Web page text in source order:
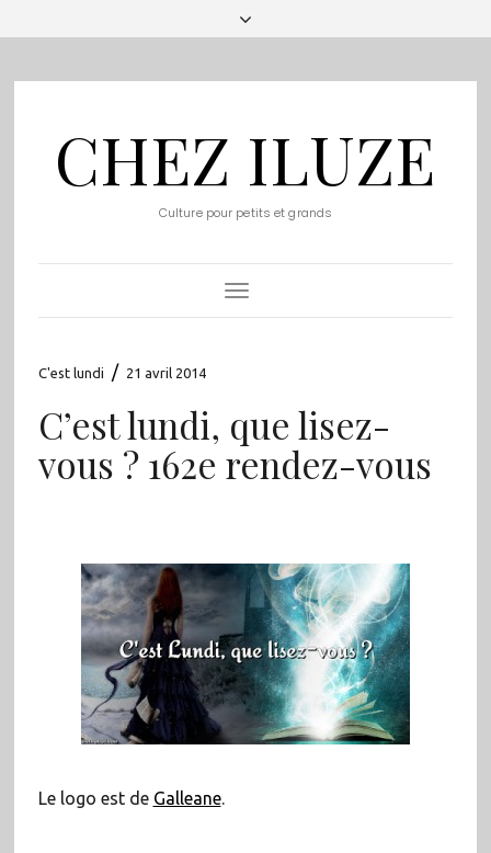
CHEZ ILUZE
Culture pour petits et grands
Toggle
Navigation
C'est lundi / 21 avril 2014
C’est lundi, que lisez-
vous ? 162e rendez-vous
Le logo est de Galleane.